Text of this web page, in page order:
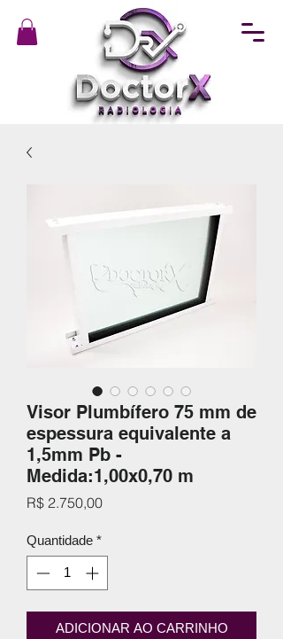
Visor Plumbífero 75 mm de
espessura equivalente a
1,5mm Pb -
Medida:1,00x0,70 m
R$ 2.750,00Preço
Quantidade *
ADICIONAR AO CARRINHO